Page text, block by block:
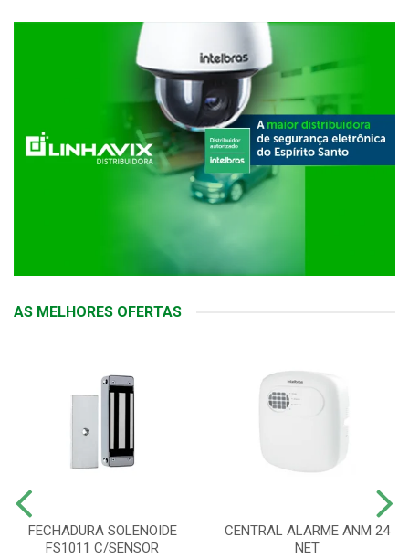
AS MELHORES OFERTAS
FECHADURA SOLENOIDE
FS1011 C/SENSOR
CENTRAL ALARME ANM 24
NET